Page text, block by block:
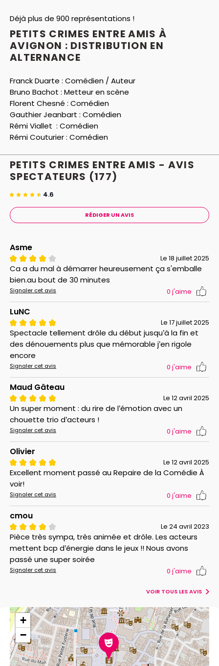
Déjà plus de 900 représentations !
PETITS CRIMES ENTRE AMIS À
AVIGNON : DISTRIBUTION EN
ALTERNANCE
Franck Duarte : Comédien / Auteur
Bruno Bachot : Metteur en scène
Florent Chesné : Comédien
Gauthier Jeanbart : Comédien
Rémi Viallet : Comédien
Rémi Couturier : Comédien
PETITS CRIMES ENTRE AMIS - AVIS
SPECTATEURS (177)
4.6
RÉDIGER UN AVIS
Asme
Le 18 juillet 2025
Ca a du mal à démarrer heureusement ça s'emballe
bien.au bout de 30 minutes
Signaler cet avis 0 j'aime
LuNC
Le 17 juillet 2025
Spectacle tellement drôle du début jusqu’à la fin et
des dénouements plus que mémorable j’en rigole
encore
Signaler cet avis 0 j'aime
Maud Gâteau
Le 12 avril 2025
Un super moment : du rire de l’émotion avec un
chouette trio d’acteurs !
Signaler cet avis 0 j'aime
Olivier
Le 12 avril 2025
Excellent moment passé au Repaire de la Comédie À
voir!
Signaler cet avis 0 j'aime
cmou
Le 24 avril 2023
Pièce très sympa, très animée et drôle. Les acteurs
mettent bcp d’énergie dans le jeux !! Nous avons
passé une super soirée
Signaler cet avis 0 j'aime
VOIR TOUS LES AVIS
+
−